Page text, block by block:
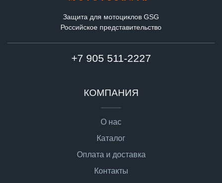
Защита для мотоциклов GSG
Российское представительство
+7 905 511-2227
КОМПАНИЯ
О нас
Каталог
Оплата и доставка
Контакты